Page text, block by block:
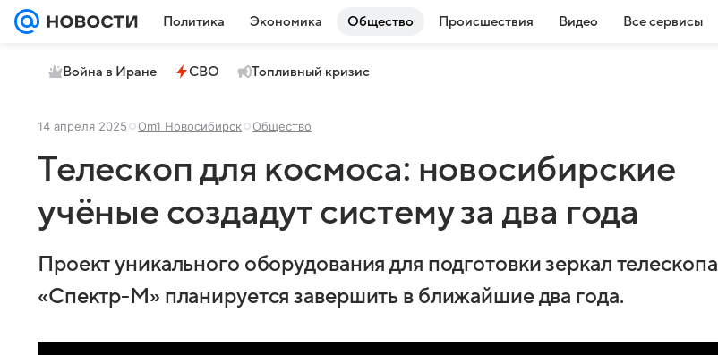
Политика Экономика Общество Происшествия Видео Все сервисы
Война в Иране СВО Топливный кризис
14 апреля 2025 Om1 Новосибирск Общество
Телескоп для космоса: новосибирские
учёные создадут систему за два года
Проект уникального оборудования для подготовки зеркал телескопа
«Спектр-М» планируется завершить в ближайшие два года.